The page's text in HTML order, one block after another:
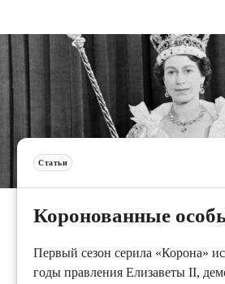
Статьи
Коронованные
Первый сезон серила «Корона»
годы правления Елизаветы II,